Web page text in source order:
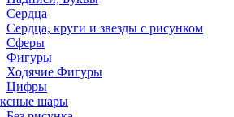
Сердца
Сердца, круги и звезды с рисунком
Сферы
Фигуры
Ходячие Фигуры
Цифры
шары